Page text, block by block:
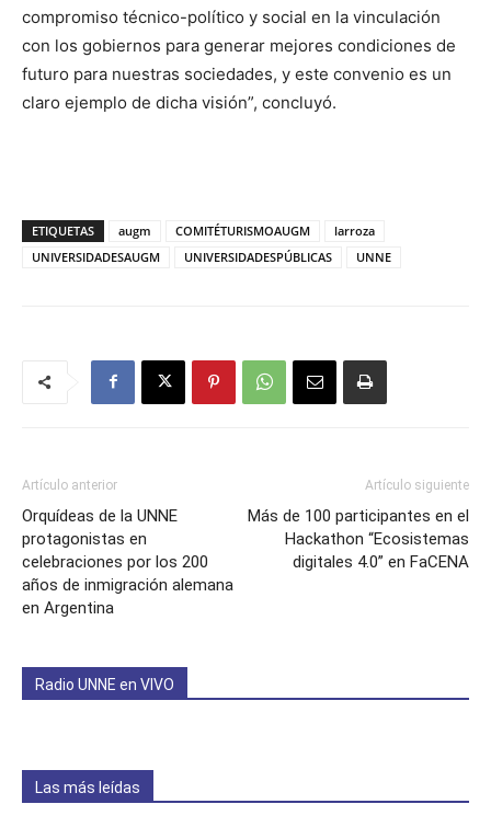
compromiso técnico-político y social en la vinculación
con los gobiernos para generar mejores condiciones de
futuro para nuestras sociedades, y este convenio es un
claro ejemplo de dicha visión”, concluyó.
ETIQUETAS augm COMITÉTURISMOAUGM
larroza
UNIVERSIDADESAUGM
UNIVERSIDADESPÚBLICAS UNNE
Artículo anterior
Orquídeas de la UNNE
protagonistas en
celebraciones por los 200
años de inmigración alemana
en Argentina
Artículo siguiente
Más de 100 participantes en el
Hackathon “Ecosistemas
digitales 4.0” en FaCENA
Radio UNNE en VIVO
Las más leídas